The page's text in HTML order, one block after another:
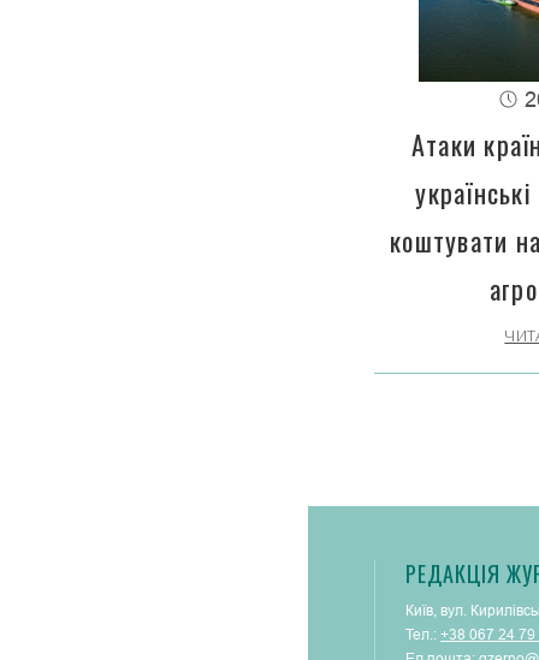
Атаки
коштувати
РЕДАКЦІЯ
Київ, вул.
Тел.:+38 067 24 79